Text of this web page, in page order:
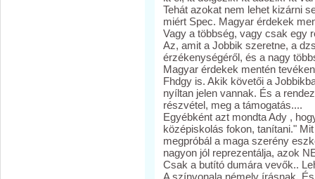
Tehát azokat nem lehet kizárni
miért Spec. Magyar érdekek
Vagy a többség, vagy csak egy
Az, amit a Jobbik szeretne, a
érzékenységéről, és a nagy
Magyar érdekek mentén
Fhdgy is. Akik követői a
nyíltan jelen vannak. És a
részvétel, meg a támogatás....
Egyébként azt mondta Ady ,
középiskolás fokon, tanítani."
megpróbál a maga szerény
nagyon jól reprezentálja, azok
Csak a butító dumára vevők..
A színvonala némely írásnak.